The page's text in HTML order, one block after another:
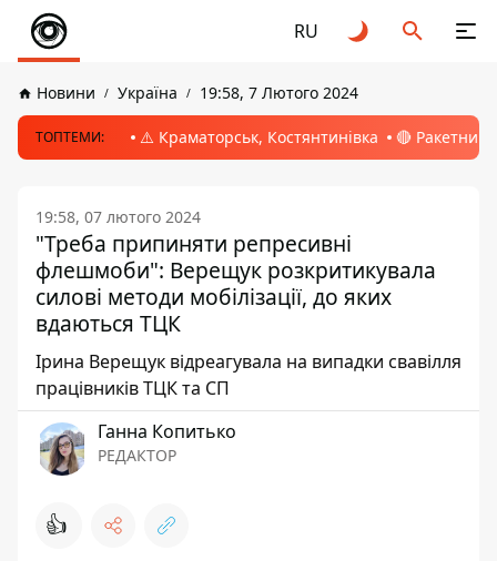
RU
Новини Україна 19:58, 7 Лютого 2024
ТОПТЕМИ: ⚠️ Краматорськ, Костянтинівка 🔴 Ракетний
19:58, 07 лютого 2024
"Треба припиняти репресивні
флешмоби": Верещук розкритикувала
силові методи мобілізації, до яких
вдаються ТЦК
Ірина Верещук відреагувала на випадки свавілля
працівників ТЦК та СП
Ганна Копитько
РЕДАКТОР
👍